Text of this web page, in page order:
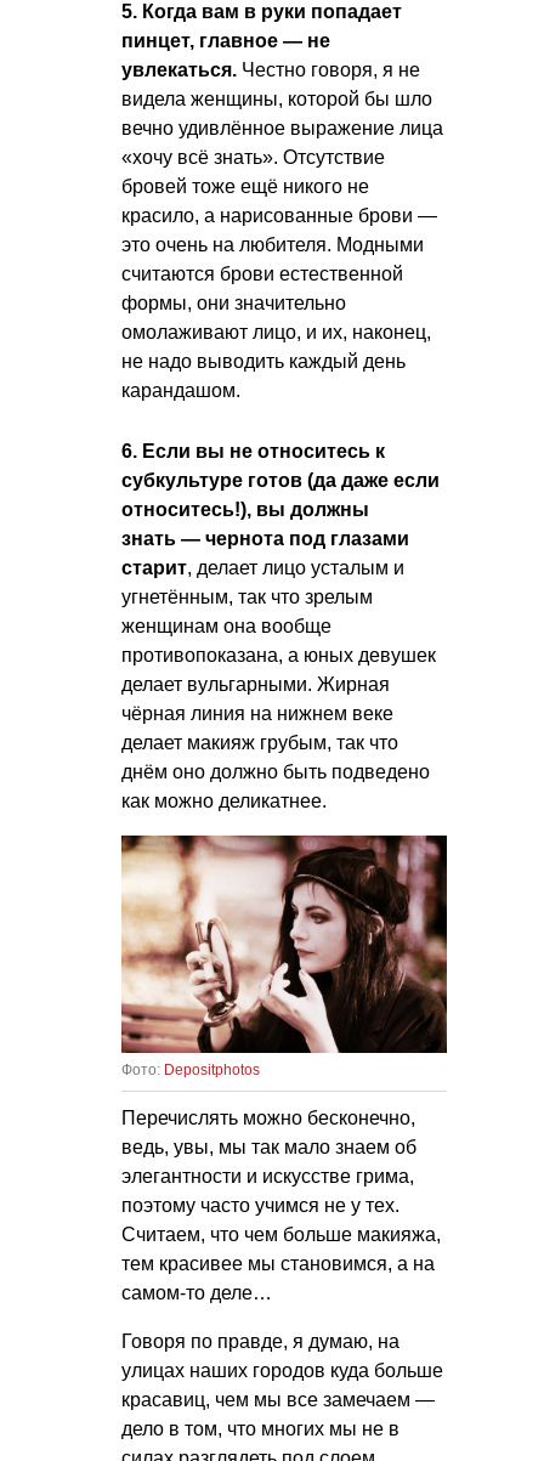
5. Когда вам в руки попадает
пинцет, главное — не
увлекаться. Честно говоря, я не
видела женщины, которой бы шло
вечно удивлённое выражение лица
«хочу всё знать». Отсутствие
бровей тоже ещё никого не
красило, а нарисованные брови —
это очень на любителя. Модными
считаются брови естественной
формы, они значительно
омолаживают лицо, и их, наконец,
не надо выводить каждый день
карандашом.
6. Если вы не относитесь к
субкультуре готов (да даже если
относитесь!), вы должны
знать — чернота под глазами
старит, делает лицо усталым и
угнетённым, так что зрелым
женщинам она вообще
противопоказана, а юных девушек
делает вульгарными. Жирная
чёрная линия на нижнем веке
делает макияж грубым, так что
днём оно должно быть подведено
как можно деликатнее.
Фото: Depositphotos
Перечислять можно бесконечно,
ведь, увы, мы так мало знаем об
элегантности и искусстве грима,
поэтому часто учимся не у тех.
Считаем, что чем больше макияжа,
тем красивее мы становимся, а на
самом-то деле…
Говоря по правде, я думаю, на
улицах наших городов куда больше
красавиц, чем мы все замечаем —
дело в том, что многих мы не в